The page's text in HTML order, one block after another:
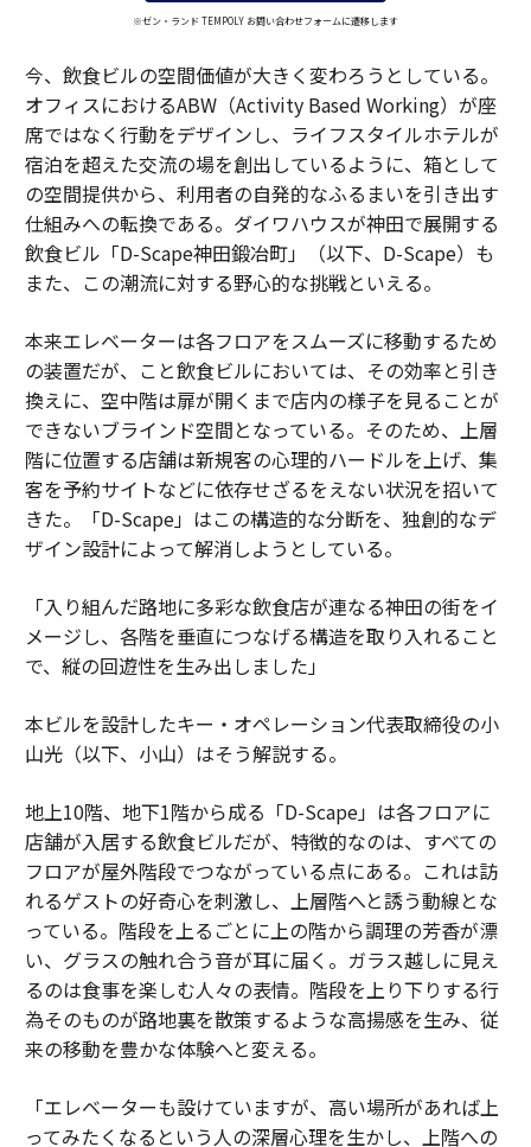
※ゼン・ランド TEMPOLY お問い合わせフォームに遷移します
今、飲食ビルの空間価値が大きく変わろうとしている。
オフィスにおけるABW（Activity Based Working）が座
席ではなく行動をデザインし、ライフスタイルホテルが
宿泊を超えた交流の場を創出しているように、箱として
の空間提供から、利用者の自発的なふるまいを引き出す
仕組みへの転換である。ダイワハウスが神田で展開する
飲食ビル「D-Scape神田鍛冶町」（以下、D-Scape）も
また、この潮流に対する野心的な挑戦といえる。
本来エレベーターは各フロアをスムーズに移動するため
の装置だが、こと飲食ビルにおいては、その効率と引き
換えに、空中階は扉が開くまで店内の様子を見ることが
できないブラインド空間となっている。そのため、上層
階に位置する店舗は新規客の心理的ハードルを上げ、集
客を予約サイトなどに依存せざるをえない状況を招いて
きた。「D-Scape」はこの構造的な分断を、独創的なデ
ザイン設計によって解消しようとしている。
「入り組んだ路地に多彩な飲食店が連なる神田の街をイ
メージし、各階を垂直につなげる構造を取り入れること
で、縦の回遊性を生み出しました」
本ビルを設計したキー・オペレーション代表取締役の小
山光（以下、小山）はそう解説する。
地上10階、地下1階から成る「D-Scape」は各フロアに
店舗が入居する飲食ビルだが、特徴的なのは、すべての
フロアが屋外階段でつながっている点にある。これは訪
れるゲストの好奇心を刺激し、上層階へと誘う動線とな
っている。階段を上るごとに上の階から調理の芳香が漂
い、グラスの触れ合う音が耳に届く。ガラス越しに見え
るのは食事を楽しむ人々の表情。階段を上り下りする行
為そのものが路地裏を散策するような高揚感を生み、従
来の移動を豊かな体験へと変える。
「エレベーターも設けていますが、高い場所があれば上
ってみたくなるという人の深層心理を生かし、上階への